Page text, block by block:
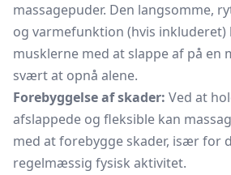
massagepuder. Den langsomme,
og varmefunktion (hvis
musklerne med at slappe af på en
svært at opnå alene.
Forebyggelse af skader: Ved at
afslappede og fleksible kan
med at forebygge skader, især for
regelmæssig fysisk aktivitet.